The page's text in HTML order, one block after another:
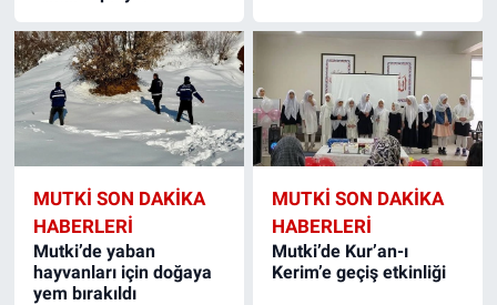
MUTKI SON DAKIKA
HABERLERI
Mutki’de yaban
hayvanları için doğaya
yem bırakıldı
MUTKI SON DAKIKA
HABERLERI
Mutki’de Kur’an-ı
Kerim’e geçiş etkinliği